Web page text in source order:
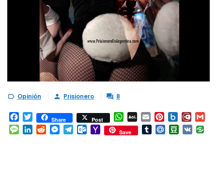
 Opinión  Prisionero  8
Facebook
TwitterShare Post WhatsApp
AOL
Mail
Email Pinterest
Box.net
Message
LinkedInRedditMessenger
TelegramOutlook.com
YahooSave TumblrMail.RuDouban
VK